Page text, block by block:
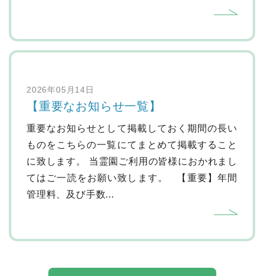
2026年05月14日
【重要なお知らせ一覧】
重要なお知らせとして掲載しておく期間の長い
ものをこちらの一覧にてまとめて掲載すること
に致します。 当霊園ご利用の皆様におかれまし
てはご一読をお願い致します。 【重要】年間
管理料、及び手数...